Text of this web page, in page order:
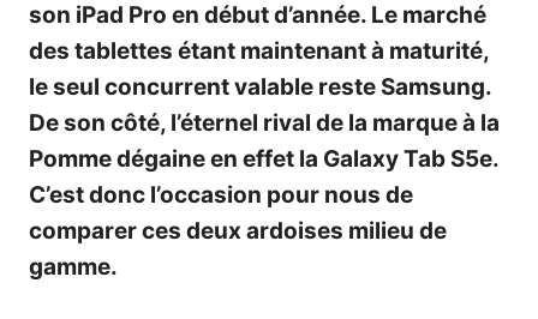
son iPad Pro en début d’année. Le marché
des tablettes étant maintenant à maturité,
le seul concurrent valable reste Samsung.
De son côté, l’éternel rival de la marque à la
Pomme dégaine en effet la Galaxy Tab S5e.
C’est donc l’occasion pour nous de
comparer ces deux ardoises milieu de
gamme.